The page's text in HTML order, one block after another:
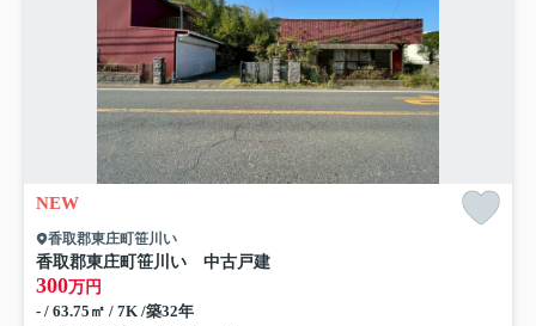
NEW
香取郡東庄町笹川い
香取郡東庄町笹川い 中古戸建
300万円
- / 63.75㎡ / 7K /築32年